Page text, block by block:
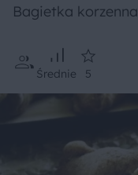
Bagietka korzenna
Średnie 5